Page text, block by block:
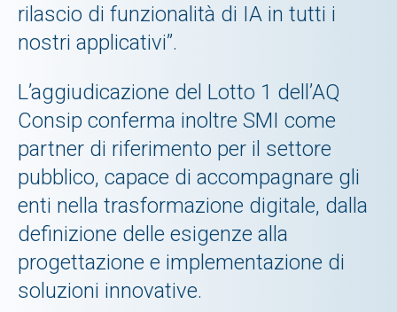
rilascio di funzionalità di IA in tutti i
nostri applicativi”.
L’aggiudicazione del Lotto 1 dell’AQ
Consip conferma inoltre SMI come
partner di riferimento per il settore
pubblico, capace di accompagnare gli
enti nella trasformazione digitale, dalla
definizione delle esigenze alla
progettazione e implementazione di
soluzioni innovative.